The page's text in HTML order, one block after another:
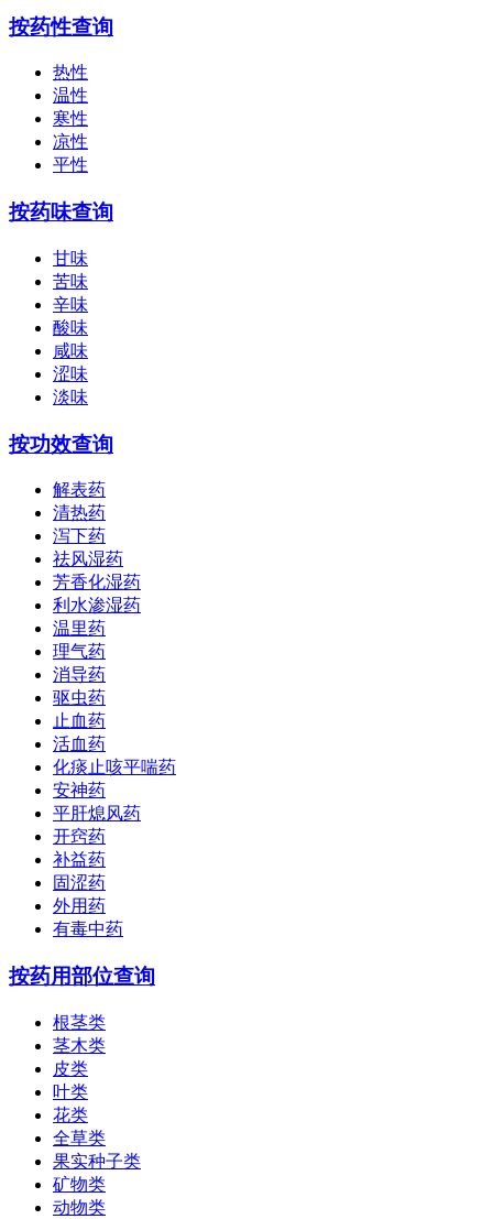
按药性查询
热性
温性
寒性
凉性
平性
按药味查询
甘味
苦味
辛味
酸味
咸味
涩味
淡味
按功效查询
解表药
清热药
泻下药
祛风湿药
芳香化湿药
利水渗湿药
温里药
理气药
消导药
驱虫药
止血药
活血药
化痰止咳平喘药
安神药
平肝熄风药
开窍药
补益药
固涩药
外用药
有毒中药
按药用部位查询
根茎类
茎木类
皮类
叶类
花类
全草类
果实种子类
矿物类
动物类